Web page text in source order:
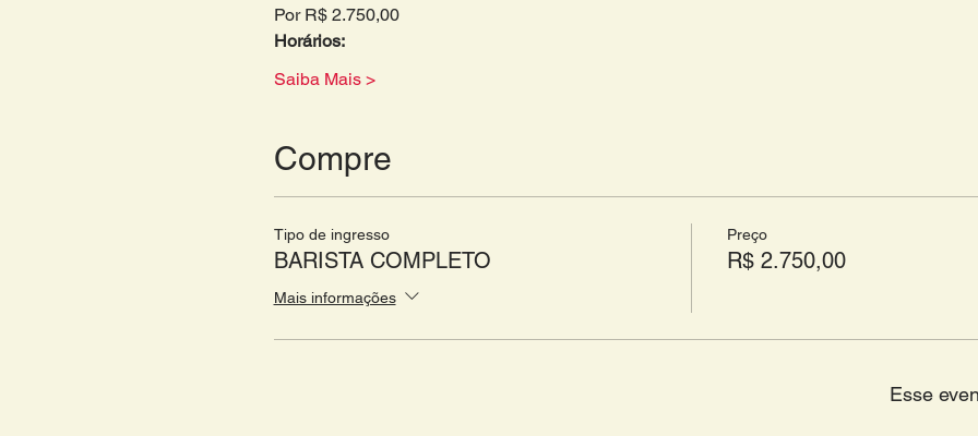
Por R$ 2.750,00
Horários:
Saiba Mais >
Compre
Tipo de ingresso
BARISTA COMPLETO
Mais informações
Preço
R$ 2.750,00
Esse